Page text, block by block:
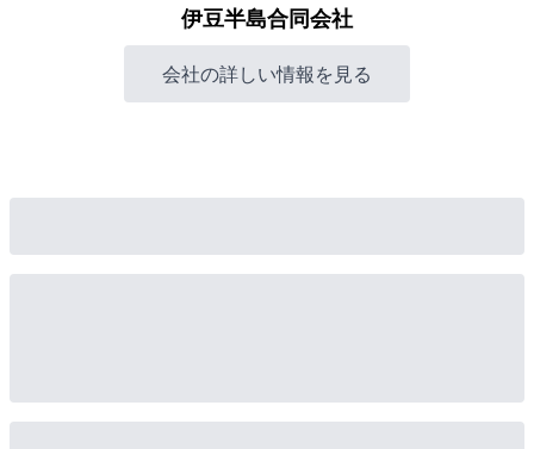
伊豆半島合同会社
会社の詳しい情報を見る